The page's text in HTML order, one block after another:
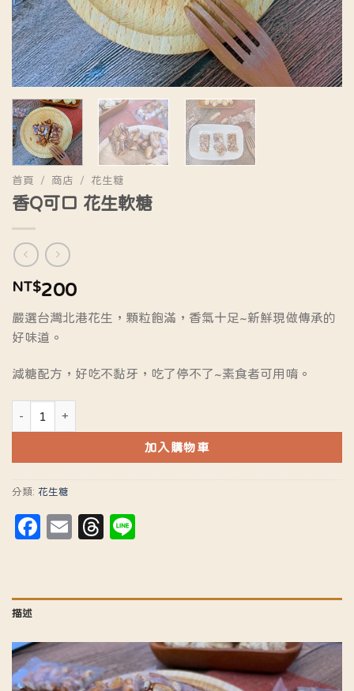
首頁 / 商店 / 花生糖
香Q可口 花生軟糖
NT$200
嚴選台灣北港花生，顆粒飽滿，香氣十足~新鮮現做傳承的
好味道。
減糖配方，好吃不黏牙，吃了停不了~素食者可用唷。
加入購物車
分類: 花生糖
Facebook
EmailThreads
描述